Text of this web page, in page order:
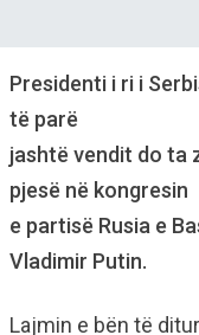
Presidenti i ri i
të parë
jashtë vendit do ta
pjesë në kongresin
e partisë Rusia e
Vladimir Putin.
Lajmin e bën të